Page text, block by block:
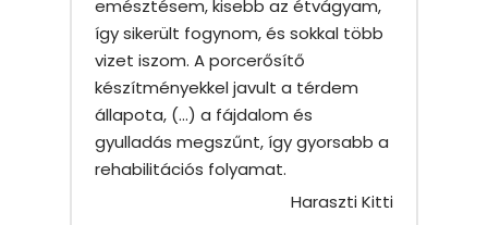
emésztésem, kisebb az étvágyam,
így sikerült fogynom, és sokkal több
vizet iszom. A porcerősítő
készítményekkel javult a térdem
állapota, (…) a fájdalom és
gyulladás megszűnt, így gyorsabb a
rehabilitációs folyamat.
Haraszti Kitti